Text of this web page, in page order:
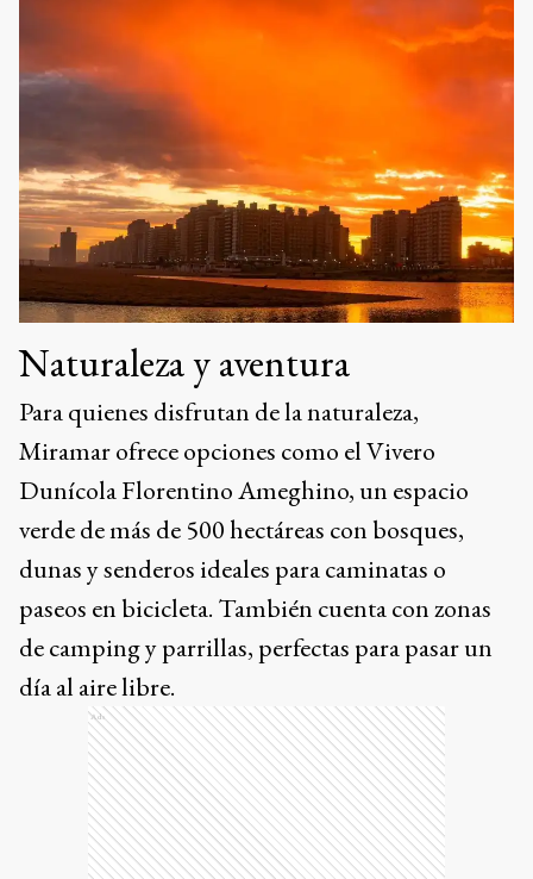
Naturaleza y aventura
Para quienes disfrutan de la naturaleza,
Miramar ofrece opciones como el Vivero
Dunícola Florentino Ameghino, un espacio
verde de más de 500 hectáreas con bosques,
dunas y senderos ideales para caminatas o
paseos en bicicleta. También cuenta con zonas
de camping y parrillas, perfectas para pasar un
día al aire libre.
Ads